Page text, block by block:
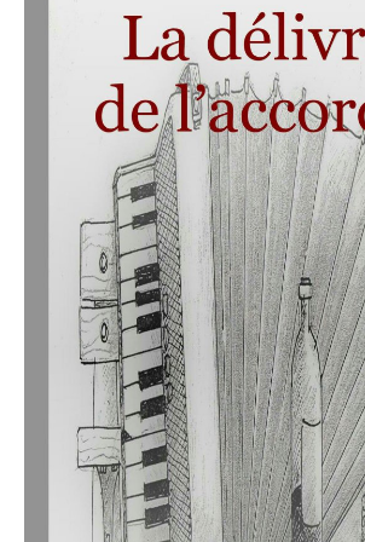
Articles D'Erika
Articles De Marion
Articles De Nadège
Articles De Steven
Aventure
Bande Dessinée
Bibliothèque De A À Z
Bilan
Biographie Et Autobiographie
Biographie Fictionnelle
C'est Lundi, Que Lisez-Vous ?
Chick-Lit
Classique